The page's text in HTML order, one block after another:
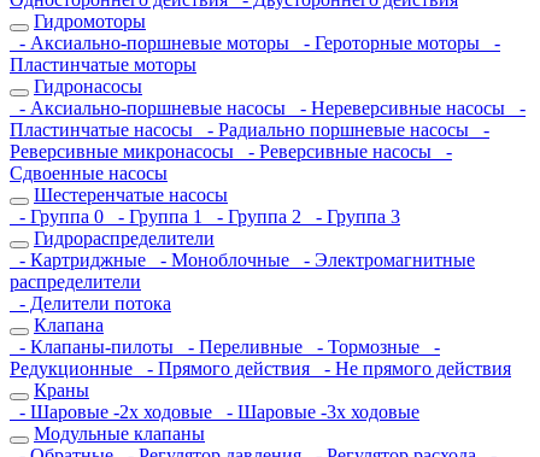
Гидромоторы
- Аксиально-поршневые моторы
- Героторные моторы
-
Пластинчатые моторы
Гидронасосы
- Аксиально-поршневые насосы
- Нереверсивные насосы
-
Пластинчатые насосы
- Радиально поршневые насосы
-
Реверсивные микронасосы
- Реверсивные насосы
-
Сдвоенные насосы
Шестеренчатые насосы
- Группа 0
- Группа 1 - Группа 2
- Группа 3
Гидрораспределители
- Картриджные
- Моноблочные
- Электромагнитные
распределители
- Делители потока
Клапана
- Клапаны-пилоты
- Переливные - Тормозные
-
Редукционные
- Прямого действия
- Не прямого действия
Краны
- Шаровые -2х ходовые
- Шаровые -3х ходовые
Модульные клапаны